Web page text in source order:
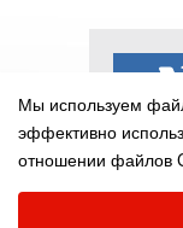
Мы используем
эффективно
отношении файлов